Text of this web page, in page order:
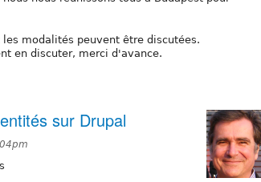
modalités peuvent être discutées.
en discuter, merci d'avance.
sur Drupal